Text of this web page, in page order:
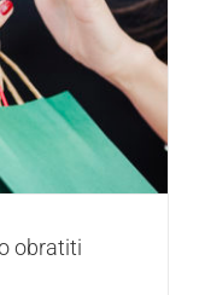
pažnju!
obratiti